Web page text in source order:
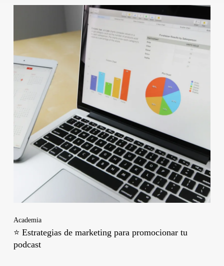
Academia
⭐ Estrategias de marketing para promocionar tu
podcast